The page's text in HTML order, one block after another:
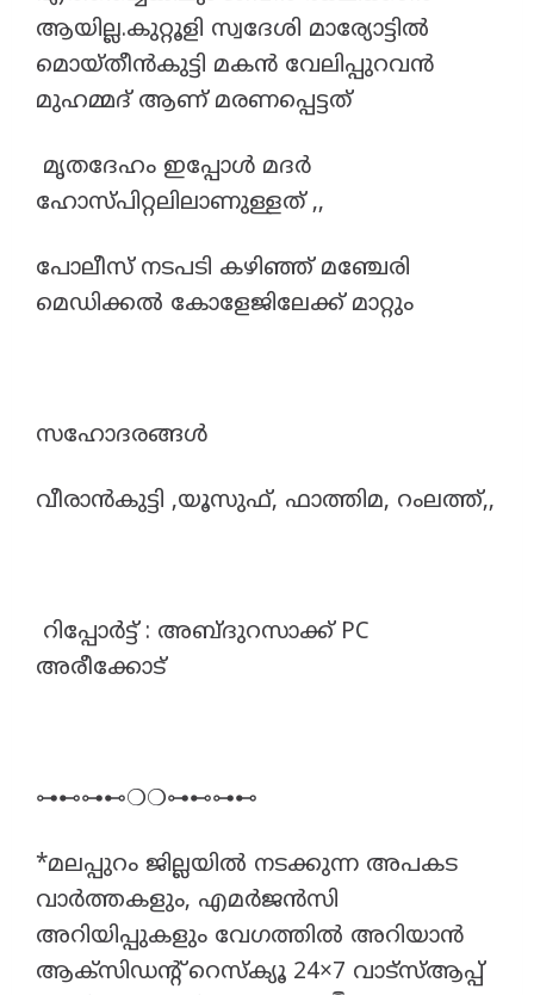
ആയില്ല.കുറ്റൂളി സ്വദേശി മാര്യോട്ടിൽ
മൊയ്തീൻകുട്ടി മകൻ വേലിപ്പുറവൻ
മുഹമ്മദ് ആണ് മരണപ്പെട്ടത്
മൃതദേഹം ഇപ്പോൾ മദർ
ഹോസ്പിറ്റലിലാണുള്ളത് ,,
പോലീസ് നടപടി കഴിഞ്ഞ് മഞ്ചേരി
മെഡിക്കൽ കോളേജിലേക്ക് മാറ്റും
സഹോദരങ്ങൾ
വീരാൻകുട്ടി ,യൂസുഫ്, ഫാത്തിമ, റംലത്ത്,,
റിപ്പോർട്ട് : അബ്ദുറസാക്ക് PC
അരീക്കോട്
⊶⊷⊶⊷❍❍⊶⊷⊶⊷
*മലപ്പുറം ജില്ലയിൽ നടക്കുന്ന അപകട
വാർത്തകളും, എമർജൻസി
അറിയിപ്പുകളും വേഗത്തിൽ അറിയാൻ
ആക്‌സിഡന്റ് റെസ്ക്യൂ 24×7 വാട്സ്ആപ്പ്